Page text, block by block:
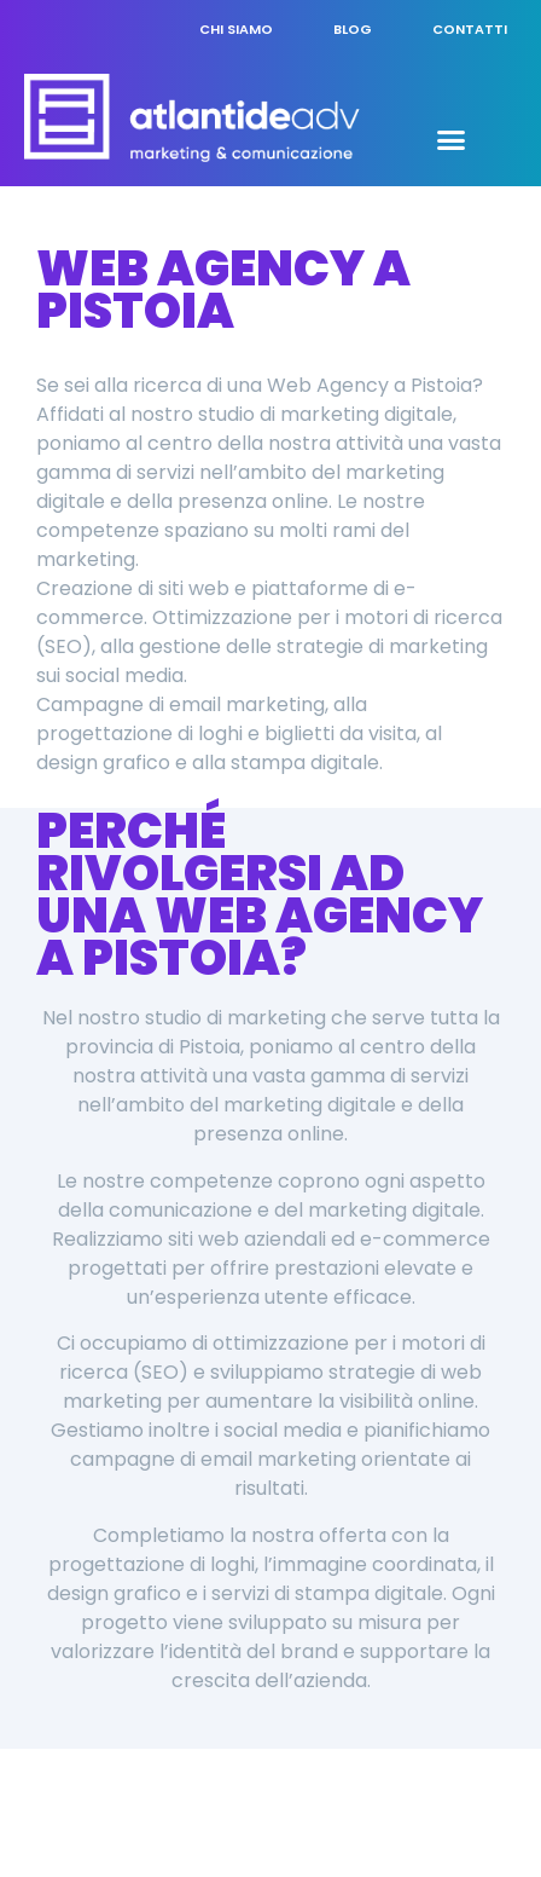
CHI SIAMO BLOG CONTATTI
WEB AGENCY A
PISTOIA
Se sei alla ricerca di una Web Agency a Pistoia?
Affidati al nostro studio di marketing digitale,
poniamo al centro della nostra attività una vasta
gamma di servizi nell’ambito del marketing
digitale e della presenza online. Le nostre
competenze spaziano su molti rami del
marketing.
Creazione di siti web e piattaforme di e-
commerce. Ottimizzazione per i motori di ricerca
(SEO), alla gestione delle strategie di marketing
sui social media.
Campagne di email marketing, alla
progettazione di loghi e biglietti da visita, al
design grafico e alla stampa digitale.
PERCHÉ
RIVOLGERSI AD
UNA WEB AGENCY
A PISTOIA?
Nel nostro studio di marketing che serve tutta la
provincia di Pistoia, poniamo al centro della
nostra attività una vasta gamma di servizi
nell’ambito del marketing digitale e della
presenza online.
Le nostre competenze coprono ogni aspetto
della comunicazione e del marketing digitale.
Realizziamo siti web aziendali ed e-commerce
progettati per offrire prestazioni elevate e
un’esperienza utente efficace.
Ci occupiamo di ottimizzazione per i motori di
ricerca (SEO) e sviluppiamo strategie di web
marketing per aumentare la visibilità online.
Gestiamo inoltre i social media e pianifichiamo
campagne di email marketing orientate ai
risultati.
Completiamo la nostra offerta con la
progettazione di loghi, l’immagine coordinata, il
design grafico e i servizi di stampa digitale. Ogni
progetto viene sviluppato su misura per
valorizzare l’identità del brand e supportare la
crescita dell’azienda.